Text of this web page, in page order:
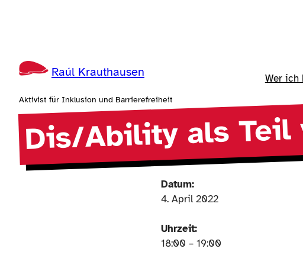
Raúl Krauthausen
Aktivist für Inklusion und Barrierefreiheit
Wer ich
Dis/Ability als Teil
Datum:
4. April 2022
Uhrzeit:
18:00 – 19:00